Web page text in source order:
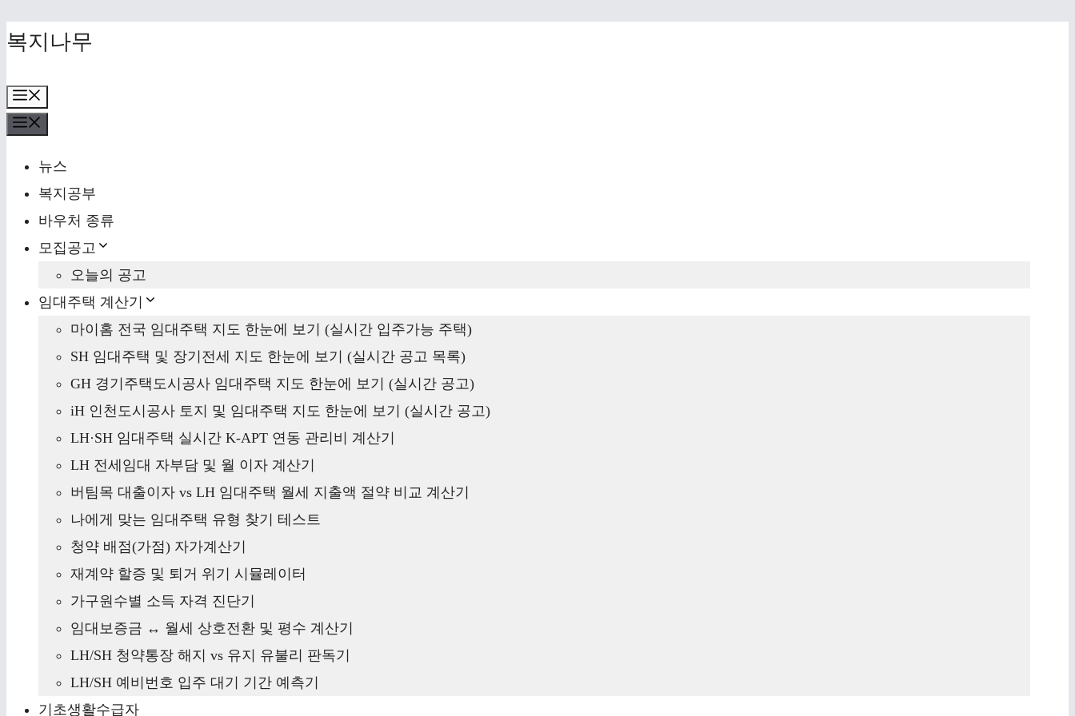
Skip
content
복지나무
뉴스
복지공부
바우처 종류
모집공고
오늘의 공고
임대주택 계산기
마이홈 전국 임대주택 지도 한눈에 보기 (실시간 입주가능 주택)
SH 임대주택 및 장기전세 지도 한눈에 보기 (실시간 공고 목록)
GH 경기주택도시공사 임대주택 지도 한눈에 보기 (실시간 공고)
iH 인천도시공사 토지 및 임대주택 지도 한눈에 보기 (실시간 공고)
LH·SH 임대주택 실시간 K-APT 연동 관리비 계산기
LH 전세임대 자부담 및 월 이자 계산기
버팀목 대출이자 vs LH 임대주택 월세 지출액 절약 비교 계산기
나에게 맞는 임대주택 유형 찾기 테스트
청약 배점(가점) 자가계산기
재계약 할증 및 퇴거 위기 시뮬레이터
가구원수별 소득 자격 진단기
임대보증금 ↔ 월세 상호전환 및 평수 계산기
LH/SH 청약통장 해지 vs 유지 유불리 판독기
LH/SH 예비번호 입주 대기 기간 예측기
기초생활수급자